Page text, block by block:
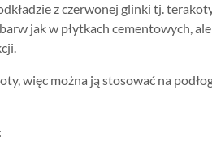
z czerwonej glinki tj.
jak w płytkach cementowych,
więc można ją stosować na